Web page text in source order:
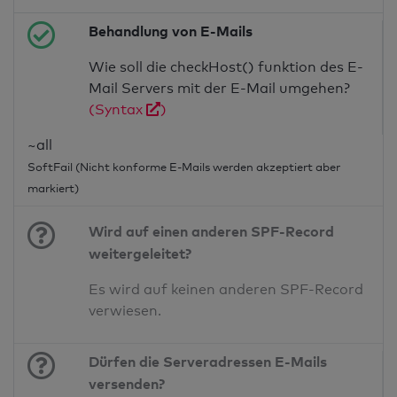
Behandlung von E-Mails
Wie soll die checkHost() funktion des E-
Mail Servers mit der E-Mail umgehen?
(Syntax
)
~all
SoftFail (Nicht konforme E-Mails werden akzeptiert aber
markiert)
Wird auf einen anderen SPF-Record
weitergeleitet?
Es wird auf keinen anderen SPF-Record
verwiesen.
Dürfen die Serveradressen E-Mails
versenden?